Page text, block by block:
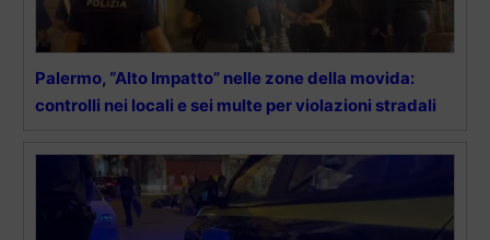
Palermo, “Alto Impatto” nelle zone della movida:
controlli nei locali e sei multe per violazioni stradali